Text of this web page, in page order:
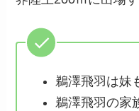
鵜澤飛羽は妹
鵜澤飛羽の家